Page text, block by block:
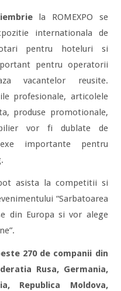
la ROMEXPO se
internationala de
pentru hoteluri si
pentru operatorii
vacantelor reusite.
profesionale, articolele
produse promotionale,
vor fi dublate de
importante pentru
asista la competitii si
“Sarbatoarea
din Europa si vor alege
270 de companii din
Rusa, Germania,
Republica Moldova,